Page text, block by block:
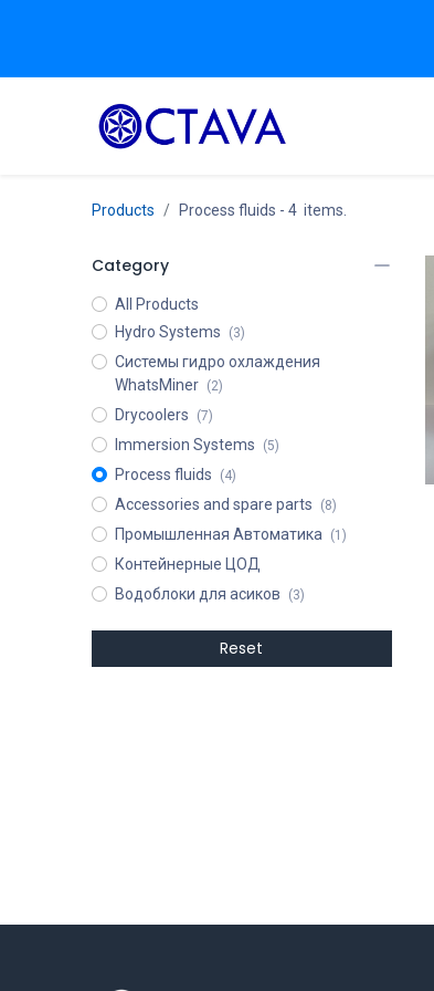
Products Process fluids - 4 items.
Category
All Products
Hydro Systems
(3)
Системы гидро охлаждения
WhatsMiner
(2)
Drycoolers (7)
Immersion Systems (5)
Process fluids (4)
Accessories and spare parts (8)
Промышленная Автоматика (1)
Контейнерные ЦОД
Водоблоки для асиков
(3)
Reset